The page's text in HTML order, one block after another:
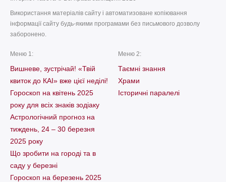
Використання матеріалів сайту і автоматизоване копіювання
інформації сайту будь-якими програмами без письмового дозволу
заборонено.
Меню 1:
Вишневе, зустрічай! «Твій
квиток до КАІ» вже цієї неділі!
Гороскоп на квітень 2025
року для всіх знаків зодіаку
Астрологічний прогноз на
тиждень, 24 – 30 березня
2025 року
Що зробити на городі та в
саду у березні
Гороскоп на березень 2025
Меню 2:
Таємні знання
Храми
Історичні паралелі